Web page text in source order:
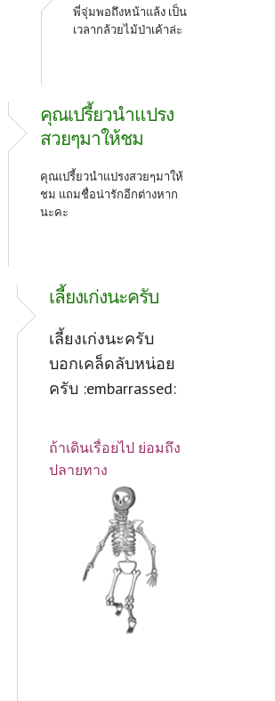
พี่จุ่มพอถึงหน้าแล้ง เป็น
เวลากล้วยไม้ป่าเค้าล่ะ
คุณเปรี้ยวนำแปรง
สวยๆมาให้ชม
คุณเปรี้ยวนำแปรงสวยๆมาให้
ชม แถมชื่อน่ารักอีกต่างหาก
นะคะ
เลี้ยงเก่งนะครับ
เลี้ยงเก่งนะครับ
บอกเคล็ดลับหน่อย
ครับ :embarrassed:
ถ้าเดินเรื่อยไป ย่อมถึง
ปลายทาง